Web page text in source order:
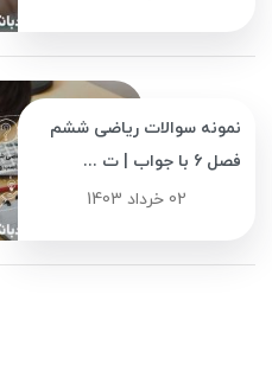
نمونه سوالات ریاضی ششم
فصل 6 با جواب | ت ...
02 خرداد 1403